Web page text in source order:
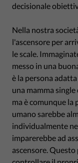
decisionale
Nella nostra
l'ascensore per
le scale.
messo in una
è la persona
una mamma
ma è comunque
umano sarebbe
individualmente
imparerebbe ad
ascensore.